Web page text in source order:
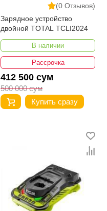
(0 Отзывов)
Зарядное устройство
двойной TOTAL TCLI2024
В наличии
Рассрочка
412 500 сум
500 000 сум
Купить сразу